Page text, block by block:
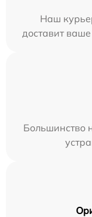
Наш
доставит
Большинство